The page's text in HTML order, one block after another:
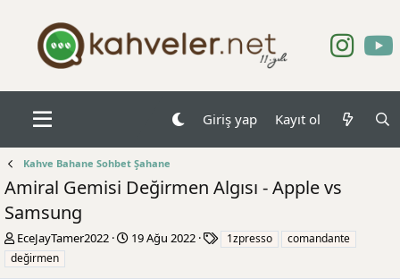
Giriş yap Kayıt ol
Kahve Bahane Sohbet Şahane
Amiral Gemisi Değirmen Algısı - Apple vs
Samsung
K
o
n
EceJayTamer2022
B19 Ağu 2022 1zpresso
comandante
değirmen